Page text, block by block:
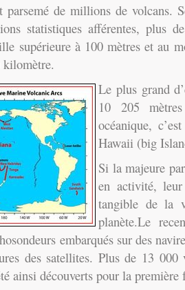
parsemé de millions de volcans.
statistiques afférentes, plus
supérieure à 100 mètres et au
kilomètre.
Le plus grand
10 205
océanique,
Hawaii (big
Si la majeure
en activité,
tangible de la
planète.Le
embarqués sur des
des satellites. Plus de 13
ainsi découverts pour la première